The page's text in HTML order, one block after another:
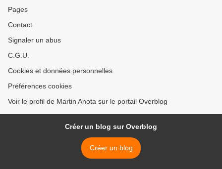
Pages
Contact
Signaler un abus
C.G.U.
Cookies et données personnelles
Préférences cookies
Voir le profil de Martin Anota sur le portail Overblog
Créer un blog sur Overblog
Créer un blog